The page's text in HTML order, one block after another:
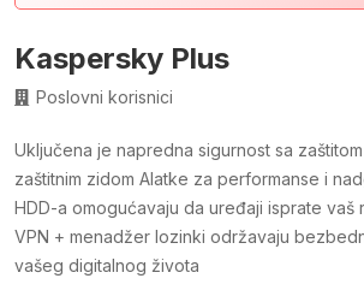
Kaspersky Plus
Poslovni korisnici
Uključena je napredna sigurnost sa
zaštitnim zidom Alatke za performanse i
HDD-a omogućavaju da uređaji isprate vaš
VPN + menadžer lozinki održavaju
vašeg digitalnog života